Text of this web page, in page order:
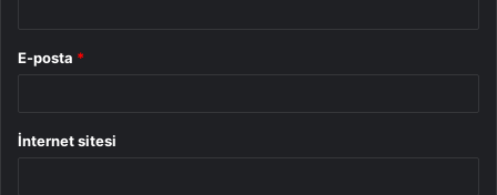
E-posta *
İnternet sitesi